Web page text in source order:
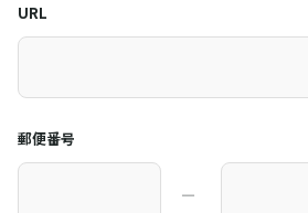
URL
郵便番号
―